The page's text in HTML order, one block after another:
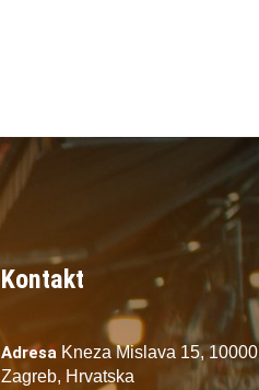
Kontakt
Adresa Kneza Mislava 15,10000
Zagreb, Hrvatska